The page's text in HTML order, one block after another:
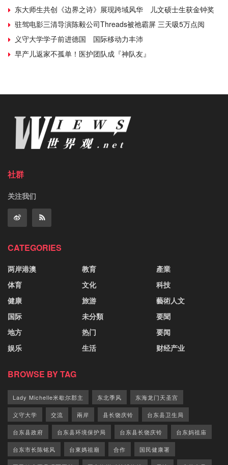
东大师生共创《边界之诗》展现跨域风华 儿文硕士生获金钟奖
驻驾电影三清导演陈毅公司Threads被祂霸屏 三天吸5万点阅
义守大学学子前进德国 国际移动力丰沛
早产儿返家不孤单！医护团队成『神队友』
社群
关注我们
CATEGORIES
两岸港澳
体育
健康
国际
地方
娱乐
教育
文化
旅游
未分類
热门
生活
產業
科技
藝術人文
要聞
要闻
财经产业
BROWSE BY TAG
Lady Michelle米歇尔郡主 东北季风 东海龙门天圣宫
义守大学 交流 兩岸 县长饶庆铃 台东县卫生局
台东县政府 台东县环境保护局 台东县长饶庆铃 台东妈祖庙
台东市长陈铭风 台東媽祖廟 合作 国民健康署